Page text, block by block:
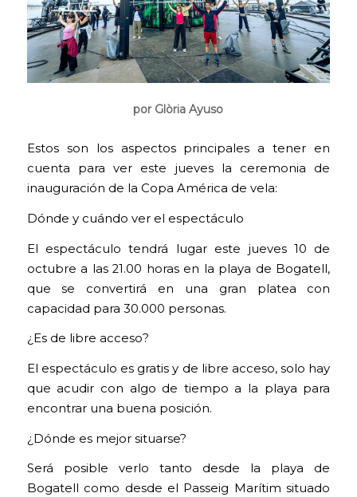
por Glòria Ayuso
Estos son los aspectos principales a tener en
cuenta para ver este jueves la ceremonia de
inauguración de la Copa América de vela:
Dónde y cuándo ver el espectáculo
El espectáculo tendrá lugar este jueves 10 de
octubre a las 21.00 horas en la playa de Bogatell,
que se convertirá en una gran platea con
capacidad para 30.000 personas.
¿Es de libre acceso?
El espectáculo es gratis y de libre acceso, solo hay
que acudir con algo de tiempo a la playa para
encontrar una buena posición.
¿Dónde es mejor situarse?
Será posible verlo tanto desde la playa de
Bogatell como desde el Passeig Marítim situado